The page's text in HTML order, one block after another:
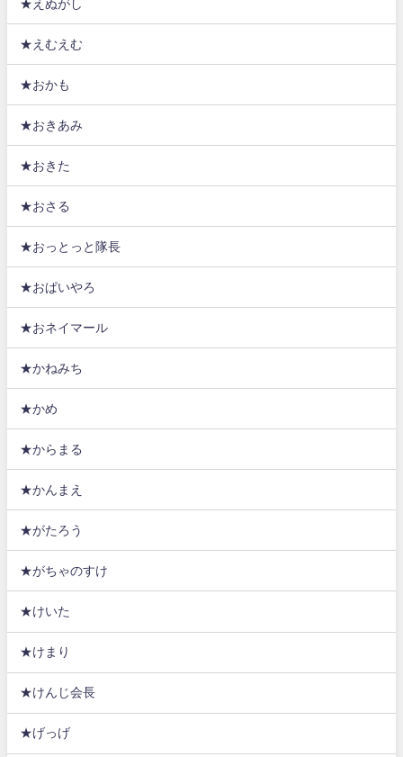
★えぬがし
★えむえむ
★おかも
★おきあみ
★おきた
★おさる
★おっとっと隊長
★おぱいやろ
★おネイマール
★かねみち
★かめ
★からまる
★かんまえ
★がたろう
★がちゃのすけ
★けいた
★けまり
★けんじ会長
★げっげ